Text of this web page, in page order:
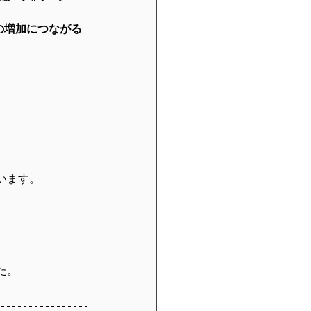
増加につながる
す。